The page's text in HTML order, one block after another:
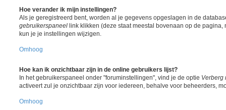
Hoe verander ik mijn instellingen?
Als je geregistreerd bent, worden al je gegevens opgeslagen in de
gebruikerspaneel link klikken (deze staat meestal bovenaan op de
kun je je instellingen wijzigen.
Omhoog
Hoe kan ik onzichtbaar zijn in de online gebruikers lijst?
In het gebruikerspaneel onder "foruminstellingen", vind je de optie Verberg
activeert zul je onzichtbaar zijn voor iedereen, behalve voor beheerders,
Omhoog